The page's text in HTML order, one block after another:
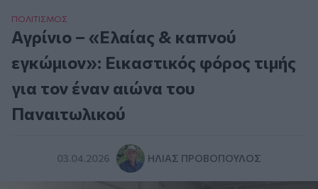
ΠΟΛΙΤΙΣΜΟΣ
Αγρίνιο – «Ελαίας & καπνού
εγκώμιον»: Εικαστικός φόρος τιμής
για τον έναν αιώνα του
Παναιτωλικού
03.04.2026 ΗΛΊΑΣ ΠΡΟΒΌΠΟΥΛΟΣ